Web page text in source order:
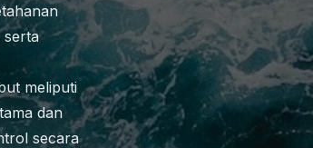
serta
meliputi
dan
secara